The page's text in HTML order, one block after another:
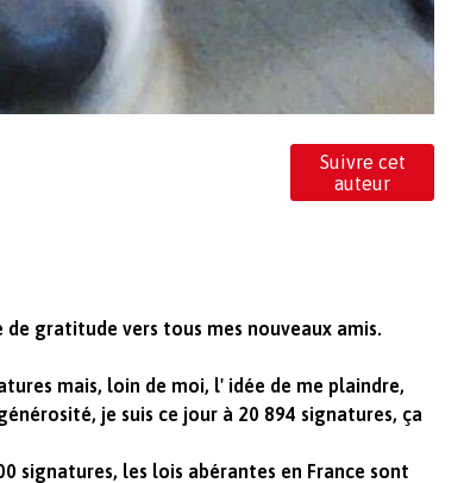
Suivre cet
auteur
gratitude vers tous mes nouveaux amis.
mais, loin de moi, l' idée de me plaindre,
je suis ce jour à 20 894 signatures, ça
signatures, les lois abérantes en France sont